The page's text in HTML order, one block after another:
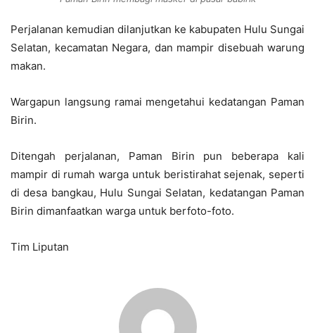
Perjalanan kemudian dilanjutkan ke kabupaten Hulu Sungai
Selatan, kecamatan Negara, dan mampir disebuah warung
makan.
Wargapun langsung ramai mengetahui kedatangan Paman
Birin.
Ditengah perjalanan, Paman Birin pun beberapa kali
mampir di rumah warga untuk beristirahat sejenak, seperti
di desa bangkau, Hulu Sungai Selatan, kedatangan Paman
Birin dimanfaatkan warga untuk berfoto-foto.
Tim Liputan